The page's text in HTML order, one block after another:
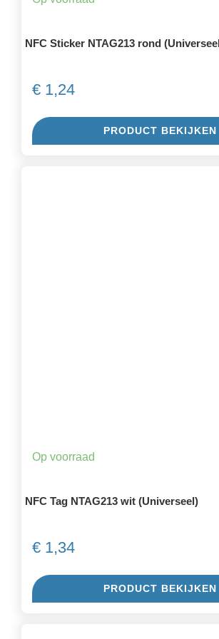
NFC Sticker NTAG213 rond
€1,24
PRODUCT BEKIJKEN
Op voorraad
NFC Tag NTAG213 wit (Universeel)
€1,34
PRODUCT BEKIJKEN